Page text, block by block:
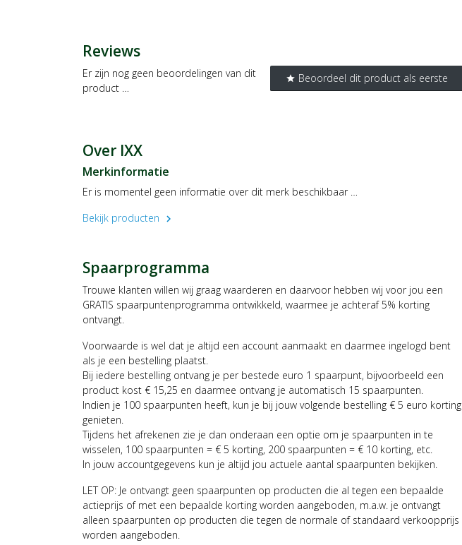
Reviews
star Beoordeel dit product als eerste
Er zijn nog geen beoordelingen van dit
product …
Over IXX
Merkinformatie
Er is momentel geen informatie over dit merk beschikbaar …
Bekijk producten
chevron_right
Spaarprogramma
Trouwe klanten willen wij graag waarderen en daarvoor hebben wij voor jou een
GRATIS spaarpuntenprogramma ontwikkeld, waarmee je achteraf 5% korting
ontvangt.
Voorwaarde is wel dat je altijd een account aanmaakt en daarmee ingelogd bent
als je een bestelling plaatst.
Bij iedere bestelling ontvang je per bestede euro 1 spaarpunt, bijvoorbeeld een
product kost € 15,25 en daarmee ontvang je automatisch 15 spaarpunten.
Indien je 100 spaarpunten heeft, kun je bij jouw volgende bestelling € 5 euro korting
genieten.
Tijdens het afrekenen zie je dan onderaan een optie om je spaarpunten in te
wisselen, 100 spaarpunten = € 5 korting, 200 spaarpunten = € 10 korting, etc.
In jouw accountgegevens kun je altijd jou actuele aantal spaarpunten bekijken.
LET OP: Je ontvangt geen spaarpunten op producten die al tegen een bepaalde
actieprijs of met een bepaalde korting worden aangeboden, m.a.w. je ontvangt
alleen spaarpunten op producten die tegen de normale of standaard verkoopprijs
worden aangeboden.